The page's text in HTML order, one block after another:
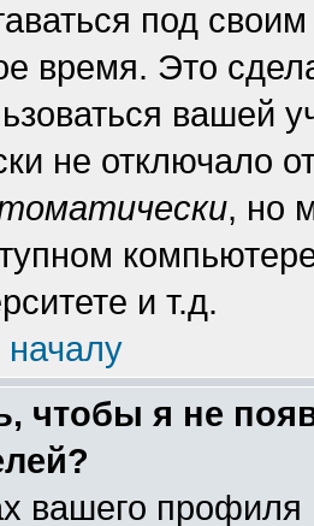
под
время. Это
вашей
не отключало
, но
и т.д.
началу
чтобы я не
вашего